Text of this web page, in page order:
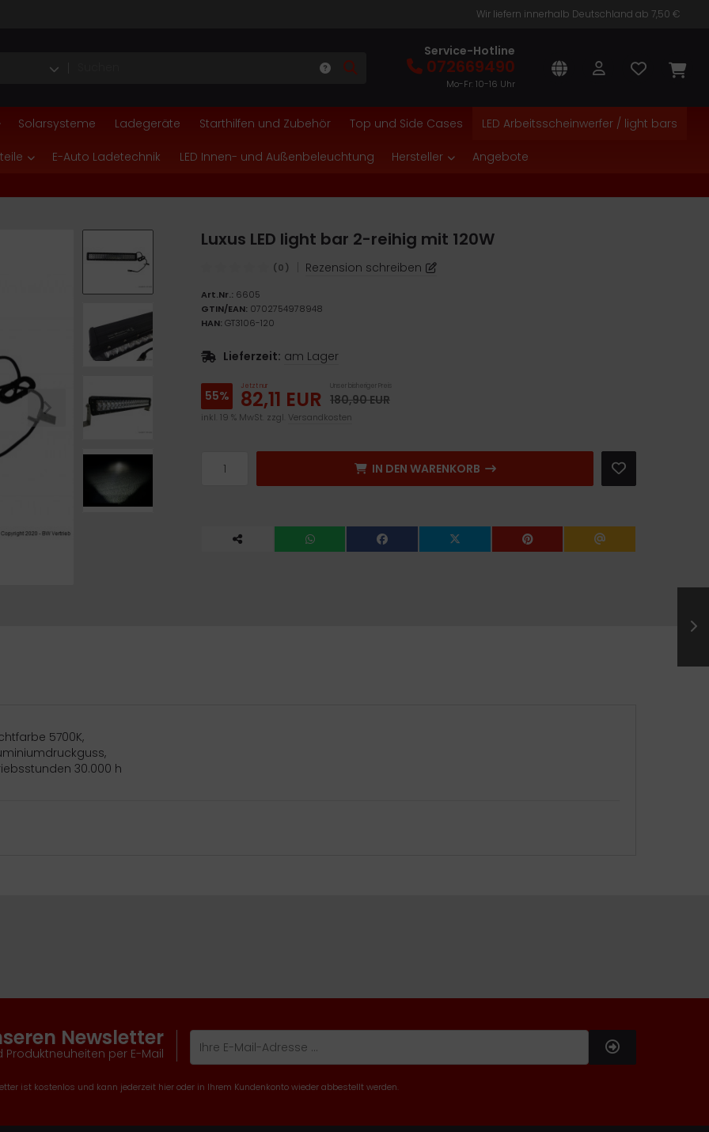
Wir liefern innerhalb Deutschland ab 7,50 €
Service-Hotline
072669490
Mo-Fr: 10-16 Uhr
Solarsysteme Ladegeräte Starthilfen und Zubehör Top und Side Cases LED Arbeitsscheinwerfer / light bars
E-Auto Ladetechnik LED Innen- und Außenbeleuchtung Hersteller Angebote
Luxus LED light bar 2-reihig mit 120W
(0) Rezension schreiben
Art.Nr.: 6605
GTIN/EAN: 0702754978948
HAN: GT3106-120
Lieferzeit: am Lager
Jetzt nur
82,11 EUR
Unser bisheriger Preis
180,90 EUR
55%
inkl. 19 % MwSt. zzgl. Versandkosten
IN DEN WARENKORB
5700K,
30.000 h
Newsletter
per E-Mail
ist kostenlos und kann jederzeit hier oder in Ihrem Kundenkonto wieder abbestellt werden.